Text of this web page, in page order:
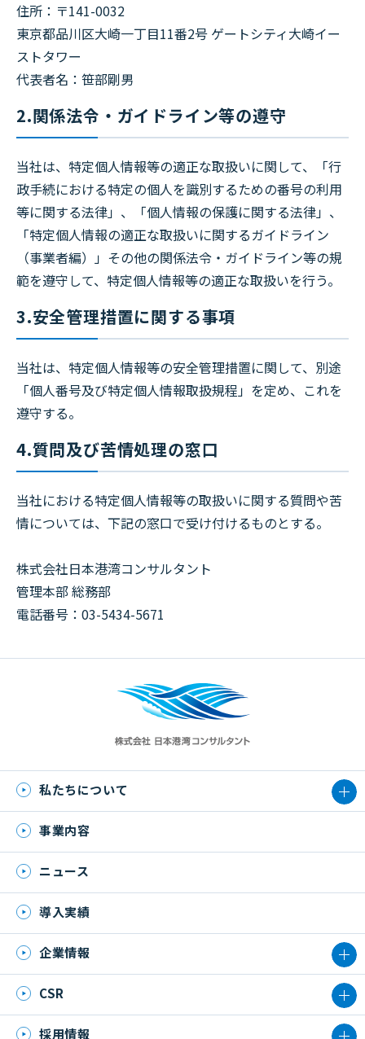
住所：〒141-0032
東京都品川区大崎一丁目11番2号 ゲートシティ大崎イー
ストタワー
代表者名：笹部剛男
2.関係法令・ガイドライン等の遵守
当社は、特定個人情報等の適正な取扱いに関して、「行
政手続における特定の個人を識別するための番号の利用
等に関する法律」、「個人情報の保護に関する法律」、
「特定個人情報の適正な取扱いに関するガイドライン
（事業者編）」その他の関係法令・ガイドライン等の規
範を遵守して、特定個人情報等の適正な取扱いを行う。
3.安全管理措置に関する事項
当社は、特定個人情報等の安全管理措置に関して、別途
「個人番号及び特定個人情報取扱規程」を定め、これを
遵守する。
4.質問及び苦情処理の窓口
当社における特定個人情報等の取扱いに関する質問や苦
情については、下記の窓口で受け付けるものとする。
株式会社日本港湾コンサルタント
管理本部 総務部
電話番号：03-5434-5671
私たちについて
事業内容
ニュース
導入実績
企業情報
CSR
採用情報